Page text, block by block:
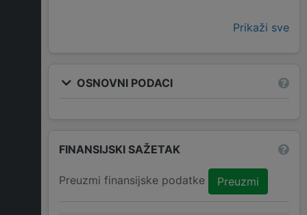
Prikaži sve
OSNOVNI PODACI
FINANSIJSKI SAŽETAK
Preuzmi finansijske podatke Preuzmi